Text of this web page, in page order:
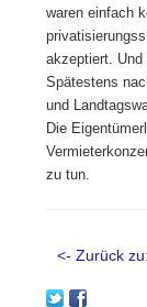
waren einfach
akzeptiert. Und
Spätestens
und
Die
zu tun.
<- Zurück